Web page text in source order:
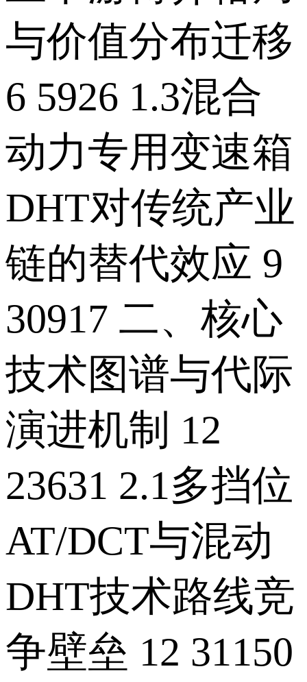
与价值分布迁移
6 5926 1.3混合
动力专用变速箱
DHT对传统产业
链的替代效应 9
30917 二、核心
技术图谱与代际
演进机制 12
23631 2.1多挡位
AT/DCT与混动
DHT技术路线竞
争壁垒 12 31150